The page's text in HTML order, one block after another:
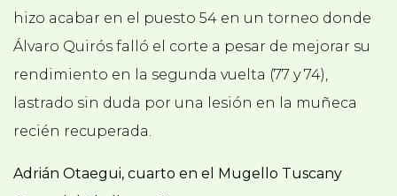
hizo acabar en el puesto 54 en un torneo donde
Álvaro Quirós falló el corte a pesar de mejorar su
rendimiento en la segunda vuelta (77 y 74),
lastrado sin duda por una lesión en la muñeca
recién recuperada.
Adrián Otaegui, cuarto en el Mugello Tuscany